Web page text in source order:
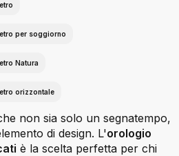
per soggiorno
Natura
orizzontale
non sia solo un segnatempo,
di design. L'orologio
è la scelta perfetta per chi